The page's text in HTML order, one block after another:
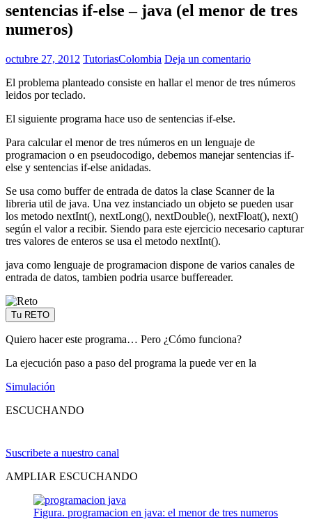
sentencias if-else – java (el menor de tres
numeros)
octubre 27, 2012 TutoriasColombia Deja un comentario
El problema planteado consiste en hallar el menor de tres números
leidos por teclado.
El siguiente programa hace uso de sentencias if-else.
Para calcular el menor de tres números en un lenguaje de
programacion o en pseudocodigo, debemos manejar sentencias if-
else y sentencias if-else anidadas.
Se usa como buffer de entrada de datos la clase Scanner de la
libreria util de java. Una vez instanciado un objeto se pueden usar
los metodo nextInt(), nextLong(), nextDouble(), nextFloat(), next()
según el valor a recibir. Siendo para este ejercicio necesario capturar
tres valores de enteros se usa el metodo nextInt().
java como lenguaje de programacion dispone de varios canales de
entrada de datos, tambien podria usarce buffereader.
Tu RETO
Quiero hacer este programa… Pero ¿Cómo funciona?
La ejecución paso a paso del programa la puede ver en la
Simulación
ESCUCHANDO
Suscribete a nuestro canal
AMPLIAR ESCUCHANDO
Figura. programacion en java: el menor de tres numeros